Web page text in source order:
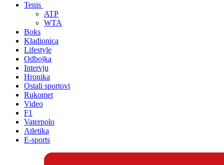
Tenis
ATP
WTA
Boks
Kladionica
Lifestyle
Odbojka
Intervju
Hronika
Ostali sportovi
Rukomet
Video
F1
Vaterpolo
Atletika
E-sports